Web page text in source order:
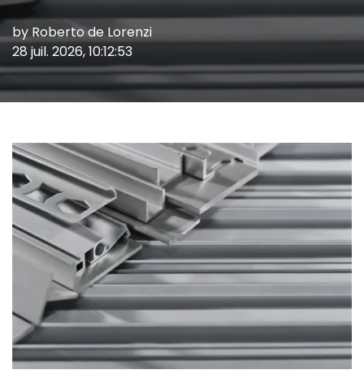
by Roberto de Lorenzi
28 juil. 2026, 10:12:53